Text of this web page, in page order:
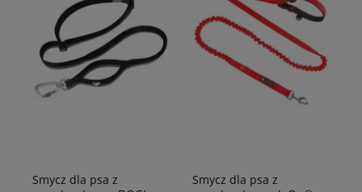
Smycz dla psa z
Smycz dla psa z